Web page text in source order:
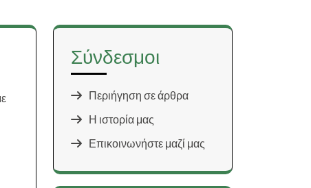
Σύνδεσμοι
Περιήγηση σε άρθρα
Η ιστορία μας
Επικοινωνήστε μαζί μας